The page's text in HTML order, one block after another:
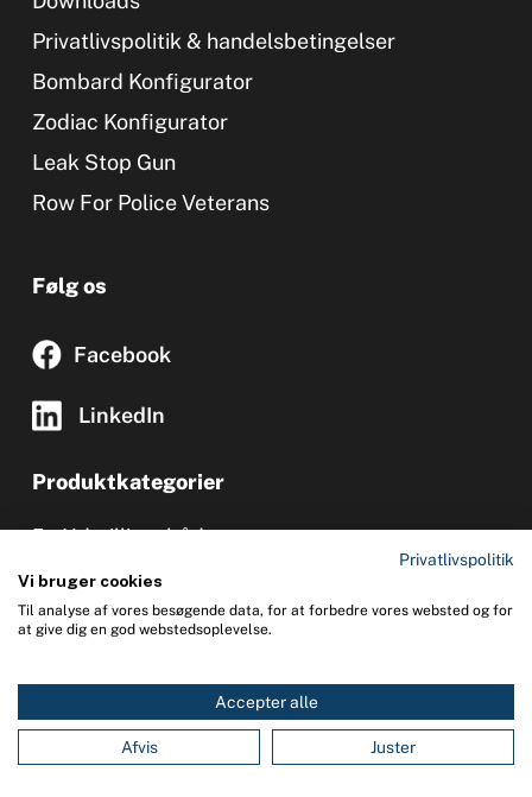
Privatlivspolitik & handelsbetingelser
Bombard Konfigurator
Zodiac Konfigurator
Leak Stop Gun
Row For Police Veterans
Følg os
Facebook
LinkedIn
Produktkategorier
Udstillingsbåde
SOLAS og sikkerhedsmateriale
RIB og gummibåde
Privatlivspolitik
Vi bruger cookies
Til analyse af vores besøgende data, for at forbedre vores websted og for
at give dig en god webstedsoplevelse.
Accepter alle
Afvis Juster